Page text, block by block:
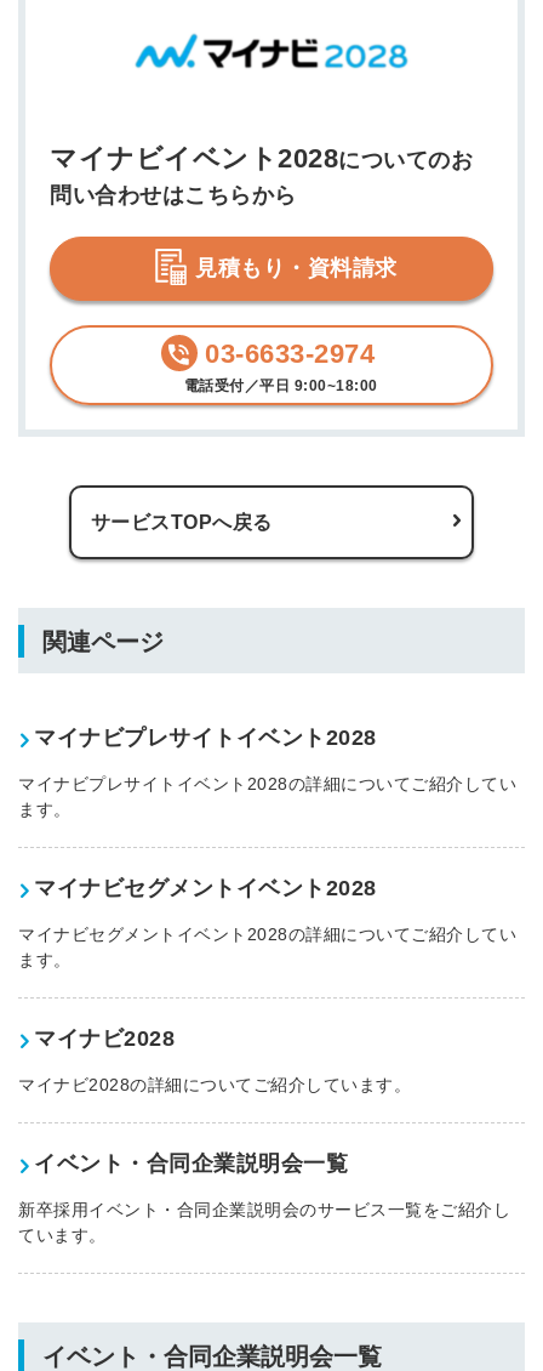
マイナビイベント2028についてのお
問い合わせはこちらから
見積もり・資料請求
03-6633-2974
電話受付／平日 9:00~18:00
サービスTOPへ戻る
関連ページ
マイナビプレサイトイベント2028
マイナビプレサイトイベント2028の詳細についてご紹介してい
ます。
マイナビセグメントイベント2028
マイナビセグメントイベント2028の詳細についてご紹介してい
ます。
マイナビ2028
マイナビ2028の詳細についてご紹介しています。
イベント・合同企業説明会一覧
新卒採用イベント・合同企業説明会のサービス一覧をご紹介し
ています。
イベント・合同企業説明会一覧